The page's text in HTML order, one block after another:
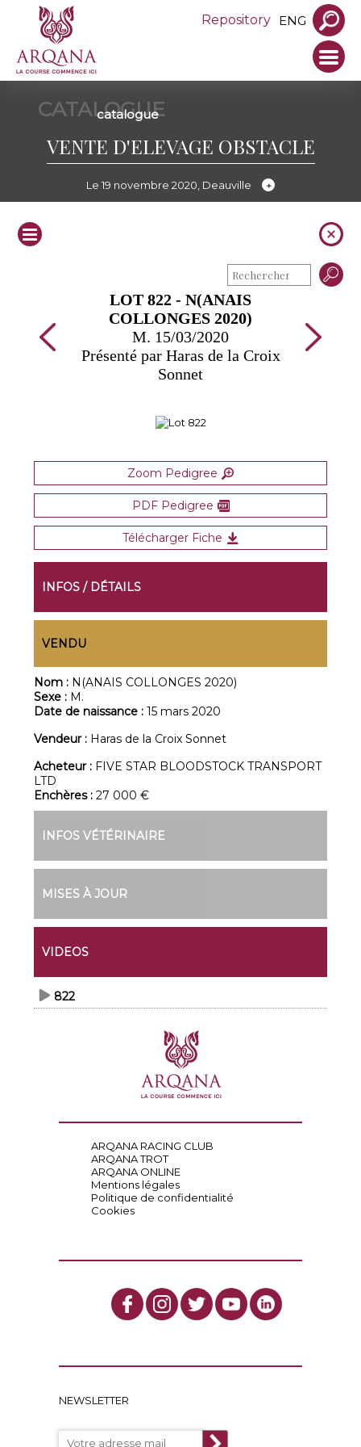
Repository ENG
CATALOGUE
catalogue
VENTE D'ELEVAGE OBSTACLE
Le 19 novembre 2020, Deauville
LOT 822 - N(ANAIS
COLLONGES 2020)
M. 15/03/2020
Présenté par Haras de la Croix
Sonnet
Zoom Pedigree
PDF Pedigree
Télécharger Fiche
INFOS / DÉTAILS
VENDU
Nom : N(ANAIS COLLONGES 2020)
Sexe : M.
Date de naissance :15 mars 2020
Vendeur : Haras de la Croix Sonnet
Acheteur : FIVE STAR BLOODSTOCK TRANSPORT
LTD
Enchères :27 000 €
INFOS VÉTÉRINAIRE
MISES À JOUR
VIDEOS
822
ARQANA RACING CLUB
ARQANA TROT
ARQANA ONLINE
Mentions légales
Politique de confidentialité
Cookies
NEWSLETTER